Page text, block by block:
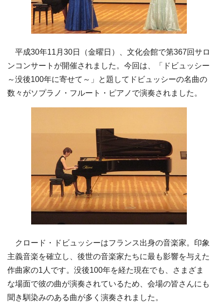
平成30年11月30日（金曜日）、文化会館で第367回サロ
ンコンサートが開催されました。今回は、「ドビュッシー
～没後100年に寄せて～」と題してドビュッシーの名曲の
数々がソプラノ・フルート・ピアノで演奏されました。
クロード・ドビュッシーはフランス出身の音楽家。印象
主義音楽を確立し、後世の音楽家たちに最も影響を与えた
作曲家の1人です。没後100年を経た現在でも、さまざま
な場面で彼の曲が演奏されているため、会場の皆さんにも
聞き馴染みのある曲が多く演奏されました。